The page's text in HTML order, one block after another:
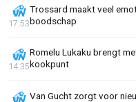
Trossard maakt veel
boodschap
17:53
Romelu Lukaku brengt
kookpunt
14:35
Van Gucht zorgt voor